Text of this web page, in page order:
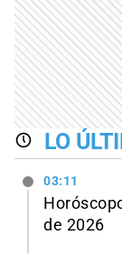
LO
03:11
de 2026